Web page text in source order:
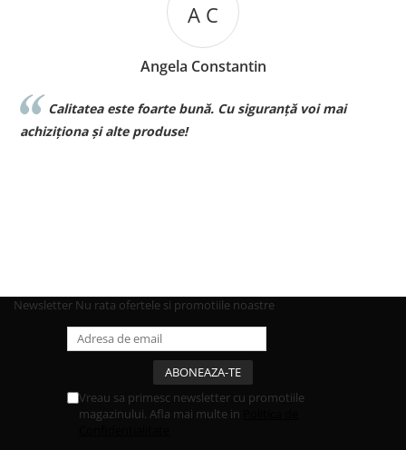
A C
Angela Constantin
Calitatea este foarte bună. Cu siguranță voi mai
achiziționa și alte produse!
Newsletter Nu rata ofertele si promotiile noastre
Vreau sa primesc newsletter cu promotiile
magazinului. Afla mai multe in